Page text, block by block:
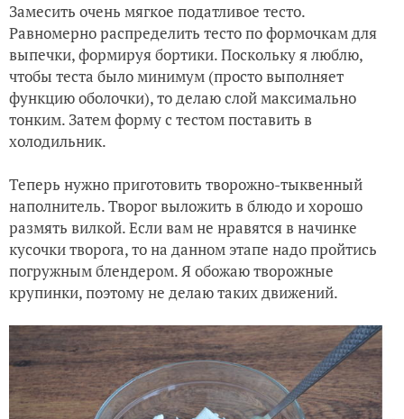
Замесить очень мягкое податливое тесто.
Равномерно распределить тесто по формочкам для
выпечки, формируя бортики. Поскольку я люблю,
чтобы теста было минимум (просто выполняет
функцию оболочки), то делаю слой максимально
тонким. Затем форму с тестом поставить в
холодильник.
Теперь нужно приготовить творожно-тыквенный
наполнитель. Творог выложить в блюдо и хорошо
размять вилкой. Если вам не нравятся в начинке
кусочки творога, то на данном этапе надо пройтись
погружным блендером. Я обожаю творожные
крупинки, поэтому не делаю таких движений.